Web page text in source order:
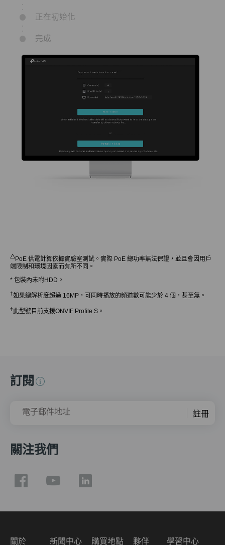
正在初始化
完成
△PoE 供電計算依據實驗室測試。實際 PoE 總功率無法保證，並且會因用戶
端限制和環境因素而有所不同。
* 包裝內未附HDD。
†如果總解析度超過 16MP，可同時播放的頻道數可能少於 4 個，甚至無。
‡此型號目前支援ONVIF Profile S。
訂閱
電子郵件地址 註冊
關注我們
關於 新聞中心 購買地點 夥伴 學習中心